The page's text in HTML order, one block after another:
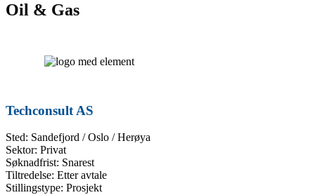
Oil & Gas
Techconsult AS
Sted: Sandefjord / Oslo / Herøya
Sektor: Privat
Søknadfrist: Snarest
Tiltredelse: Etter avtale
Stillingstype: Prosjekt